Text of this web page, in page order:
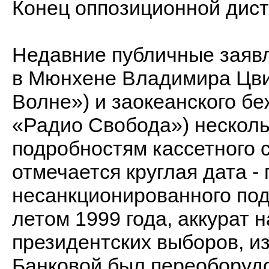
Конец оппозиционной
Недавние публичные
в Мюнхене Владимира
Волне») и заокеанского
«Радио Свобода»)
подробностям кассетного
отмечается круглая дата
несанкционированного
летом 1999 года, аккурат
президентских выборов,